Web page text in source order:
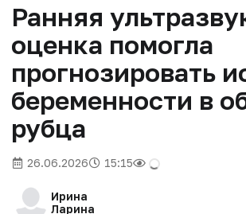
Ранняя
оценка помогла
прогнозировать
беременности в
рубца
26.06.2026 15:15
Ирина
Ларина